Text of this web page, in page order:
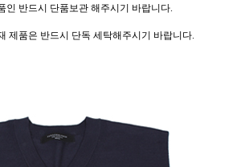
인 반드시 단품보관 해주시기 바랍니다.
제품은 반드시 단독 세탁해주시기 바랍니다.